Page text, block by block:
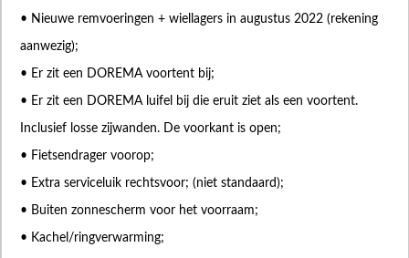
• Nieuwe remvoeringen + wiellagers in augustus 2022 (rekening
aanwezig);
• Er zit een DOREMA voortent bij;
• Er zit een DOREMA luifel bij die eruit ziet als een voortent.
Inclusief losse zijwanden. De voorkant is open;
• Fietsendrager voorop;
• Extra serviceluik rechtsvoor; (niet standaard);
• Buiten zonnescherm voor het voorraam;
• Kachel/ringverwarming;